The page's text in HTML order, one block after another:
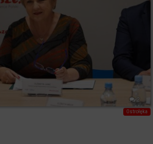
2
Ostrołęka